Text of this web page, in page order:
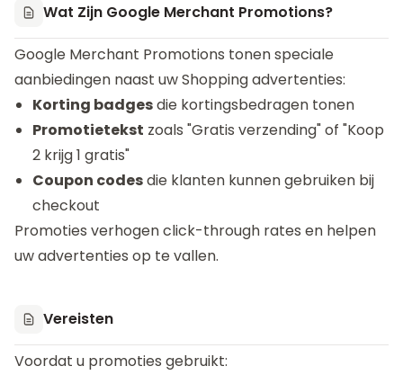
Wat Zijn Google Merchant Promotions?
Google Merchant Promotions tonen speciale
aanbiedingen naast uw Shopping advertenties:
Korting badgesdie kortingsbedragen tonen
Promotietekst zoals "Gratis verzending" of "Koop
2 krijg 1 gratis"
Coupon codesdie klanten kunnen gebruiken bij
checkout
Promoties verhogen click-through rates en helpen
uw advertenties op te vallen.
Vereisten
Voordat u promoties gebruikt: